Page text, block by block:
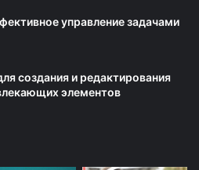
управление задачами
создания и редактирования
элементов